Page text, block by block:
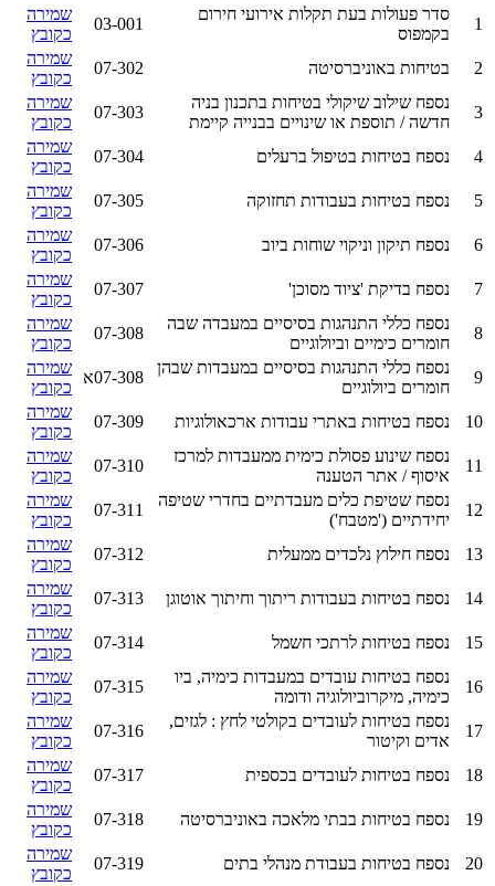
1
סדר פעולות בעת תקלות אירועי חירום
בקמפוס
03-001
שמירה
כקובץ
2
בטיחות באוניברסיטה 07-302
שמירה
כקובץ
3
נספח שילוב שיקולי בטיחות בתכנון בניה
חדשה / תוספת או שינויים בבנייה קיימת
07-303
שמירה
כקובץ
4
נספח בטיחות בטיפול ברעלים 07-304
שמירה
כקובץ
5
נספח בטיחות בעבודות תחזוקה 07-305
שמירה
כקובץ
6
נספח תיקון וניקוי שוחות ביוב 07-306
שמירה
כקובץ
7
נספח בדיקת 'ציוד מסוכן' 07-307
שמירה
כקובץ
8
נספח כללי התנהגות בסיסיים במעבדה שבה
חומרים כימיים וביולוגיים
07-308
שמירה
כקובץ
9
נספח כללי התנהגות בסיסיים במעבדות שבהן
חומרים ביולוגיים
07-308א
שמירה
כקובץ
10
נספח בטיחות באתרי עבודות ארכאולוגיות 07-309
שמירה
כקובץ
11
נספח שינוע פסולת כימית ממעבדות למרכז
איסוף / אתר הטענה
07-310
שמירה
כקובץ
12
נספח שטיפת כלים מעבדתיים בחדרי שטיפה
יחידתיים ('מטבח')
07-311
שמירה
כקובץ
13
נספח חילוץ נלכדים ממעלית 07-312
שמירה
כקובץ
14
נספח בטיחות בעבודות ריתוך וחיתוך אוטוגן 07-313
שמירה
כקובץ
15
נספח בטיחות לרתכי חשמל 07-314
שמירה
כקובץ
16
נספח בטיחות עובדים במעבדות כימיה, ביו
כימיה, מיקרוביולוגיה ודומה
07-315
שמירה
כקובץ
17
נספח בטיחות לעובדים בקולטי לחץ : לגזים,
אדים וקיטור
07-316
שמירה
כקובץ
18
נספח בטיחות לעובדים בכספית 07-317
שמירה
כקובץ
19
נספח בטיחות בבתי מלאכה באוניברסיטה 07-318
שמירה
כקובץ
20
נספח בטיחות בעבודת מנהלי בתים 07-319
שמירה
כקובץ